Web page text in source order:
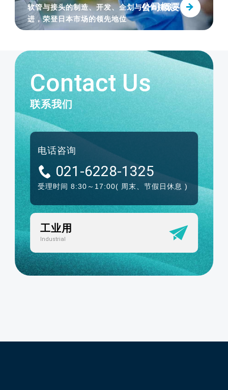
软管与接头的制造、开发、企划与销售领域不断精
进，荣登日本市场的领先地位
公司概要
Contact Us
联系我们
电话咨询
021-6228-1325
受理时间 8:30～17:00( 周末、节假日休息 )
工业用
Industrial